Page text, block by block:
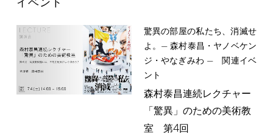
イベント
驚異の部屋の私たち、消滅せ
よ。— 森村泰昌・ヤノベケン
ジ・やなぎみわ — 関連イベ
ント
森村泰昌連続レクチャー
「驚異」のための美術教
室 第4回